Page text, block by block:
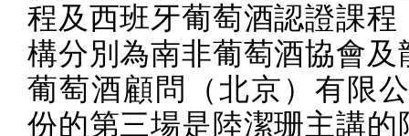
程及西班牙葡萄酒認證課程
構分別為南非葡萄酒協會及
葡萄酒顧問（北京）有限
份的第三場是陸潔珊主講的